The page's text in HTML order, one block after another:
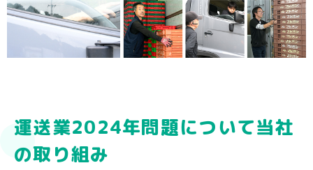
運送業2024年問題について当社
の取り組み